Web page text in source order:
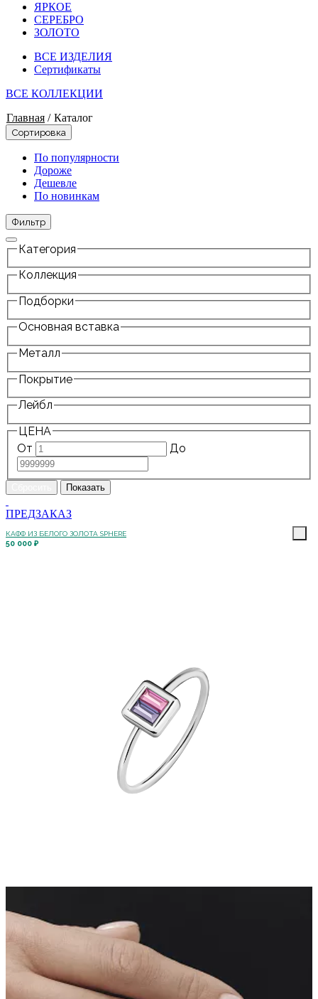
ЯРКОЕ
СЕРЕБРО
ЗОЛОТО
ВСЕ ИЗДЕЛИЯ
Сертификаты
ВСЕ КОЛЛЕКЦИИ
Главная / Каталог
Сортировка
По популярности
Дороже
Дешевле
По новинкам
Фильтр
Категория
Коллекция
Подборки
Основная вставка
Металл
Покрытие
Лейбл
ЦЕНА
От
До
ПРЕДЗАКАЗ
КАФФ ИЗ БЕЛОГО ЗОЛОТА SPHERE
50 000 ₽